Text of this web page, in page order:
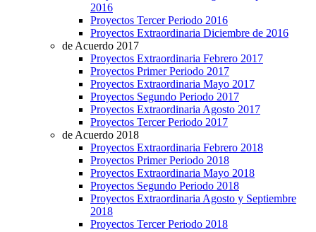
2016
Proyectos Tercer Periodo 2016
Proyectos Extraordinaria Diciembre de 2016
de Acuerdo 2017
Proyectos Extraordinaria Febrero 2017
Proyectos Primer Periodo 2017
Proyectos Extraordinaria Mayo 2017
Proyectos Segundo Periodo 2017
Proyectos Extraordinaria Agosto 2017
Proyectos Tercer Periodo 2017
de Acuerdo 2018
Proyectos Extraordinaria Febrero 2018
Proyectos Primer Periodo 2018
Proyectos Extraordinaria Mayo 2018
Proyectos Segundo Periodo 2018
Proyectos Extraordinaria Agosto y Septiembre
2018
Proyectos Tercer Periodo 2018